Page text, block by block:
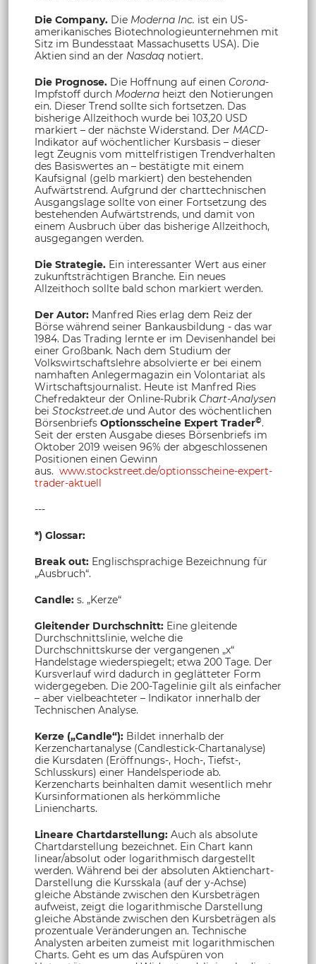
Die Company. Die Moderna Inc. ist ein US-
amerikanisches Biotechnologieunternehmen mit
Sitz im Bundesstaat Massachusetts USA). Die
Aktien sind an der Nasdaq notiert.
Die Prognose. Die Hoffnung auf einen Corona-
Impfstoff durch Moderna heizt den Notierungen
ein. Dieser Trend sollte sich fortsetzen. Das
bisherige Allzeithoch wurde bei 103,20 USD
markiert – der nächste Widerstand. Der MACD-
Indikator auf wöchentlicher Kursbasis – dieser
legt Zeugnis vom mittelfristigen Trendverhalten
des Basiswertes an – bestätigte mit einem
Kaufsignal (gelb markiert) den bestehenden
Aufwärtstrend. Aufgrund der charttechnischen
Ausgangslage sollte von einer Fortsetzung des
bestehenden Aufwärtstrends, und damit von
einem Ausbruch über das bisherige Allzeithoch,
ausgegangen werden.
Die Strategie. Ein interessanter Wert aus einer
zukunftsträchtigen Branche. Ein neues
Allzeithoch sollte bald schon markiert werden.
Der Autor: Manfred Ries erlag dem Reiz der
Börse während seiner Bankausbildung - das war
1984. Das Trading lernte er im Devisenhandel bei
einer Großbank. Nach dem Studium der
Volkswirtschaftslehre absolvierte er bei einem
namhaften Anlegermagazin ein Volontariat als
Wirtschaftsjournalist. Heute ist Manfred Ries
Chefredakteur der Online-Rubrik Chart-Analysen
bei Stockstreet.de und Autor des wöchentlichen
Börsenbriefs Optionsscheine Expert Trader©.
Seit der ersten Ausgabe dieses Börsenbriefs im
Oktober 2019 weisen 96% der abgeschlossenen
Positionen einen Gewinn
aus. www.stockstreet.de/optionsscheine-expert-
trader-aktuell
---
*) Glossar:
Break out: Englischsprachige Bezeichnung für
„Ausbruch“.
Candle: s. „Kerze“
Gleitender Durchschnitt: Eine gleitende
Durchschnittslinie, welche die
Durchschnittskurse der vergangenen „x“
Handelstage wiederspiegelt; etwa 200 Tage. Der
Kursverlauf wird dadurch in geglätteter Form
widergegeben. Die 200-Tagelinie gilt als einfacher
– aber vielbeachteter – Indikator innerhalb der
Technischen Analyse.
Kerze („Candle“): Bildet innerhalb der
Kerzenchartanalyse (Candlestick-Chartanalyse)
die Kursdaten (Eröffnungs-, Hoch-, Tiefst-,
Schlusskurs) einer Handelsperiode ab.
Kerzencharts beinhalten damit wesentlich mehr
Kursinformationen als herkömmliche
Liniencharts.
Lineare Chartdarstellung: Auch als absolute
Chartdarstellung bezeichnet. Ein Chart kann
linear/absolut oder logarithmisch dargestellt
werden. Während bei der absoluten Aktienchart-
Darstellung die Kursskala (auf der y-Achse)
gleiche Abstände zwischen den Kursbeträgen
aufweist, zeigt die logarithmische Darstellung
gleiche Abstände zwischen den Kursbeträgen als
prozentuale Veränderungen an. Technische
Analysten arbeiten zumeist mit logarithmischen
Charts. Geht es um das Aufspüren von